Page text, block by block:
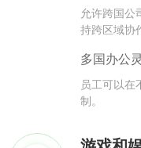
允许跨国公
持跨区域协
多国办公
员工可以在
制。